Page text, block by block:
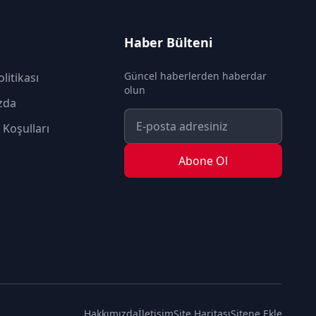
Haber Bülteni
Güncel haberlerden haberdar
olun
Abone Ol
HakkımızdaİletişimSite HaritasıSitene Ekle